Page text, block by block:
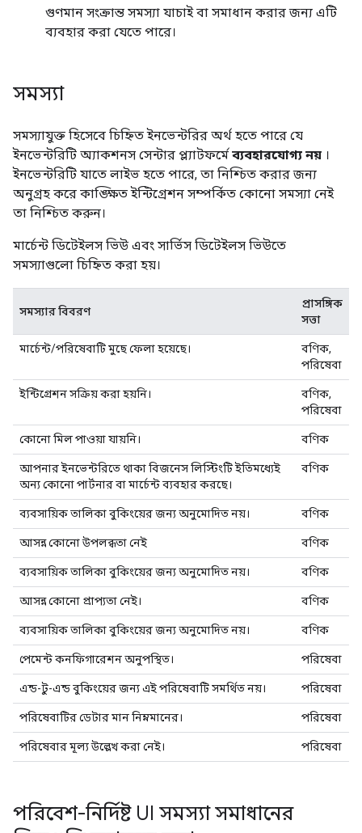
গুণমান সংক্রান্ত সমস্যা যাচাই বা সমাধান করার জন্য এটি
ব্যবহার করা যেতে পারে।
সমস্যা
সমস্যাযুক্ত হিসেবে চিহ্নিত ইনভেন্টরির অর্থ হতে পারে যে
ইনভেন্টরিটি অ্যাকশনস সেন্টার প্ল্যাটফর্মে ব্যবহারযোগ্য নয় ।
ইনভেন্টরিটি যাতে লাইভ হতে পারে, তা নিশ্চিত করার জন্য
অনুগ্রহ করে কাঙ্ক্ষিত ইন্টিগ্রেশন সম্পর্কিত কোনো সমস্যা নেই
তা নিশ্চিত করুন।
মার্চেন্ট ডিটেইলস ভিউ এবং সার্ভিস ডিটেইলস ভিউতে
সমস্যাগুলো চিহ্নিত করা হয়।
সমস্যার বিবরণ
প্রাসঙ্গিক
সত্তা
মার্চেন্ট/পরিষেবাটি মুছে ফেলা হয়েছে।
বণিক,
পরিষেবা
ইন্টিগ্রেশন সক্রিয় করা হয়নি।
বণিক,
পরিষেবা
কোনো মিল পাওয়া যায়নি। বণিক
আপনার ইনভেন্টরিতে থাকা বিজনেস লিস্টিংটি ইতিমধ্যেই
অন্য কোনো পার্টনার বা মার্চেন্ট ব্যবহার করছে।
বণিক
ব্যবসায়িক তালিকা বুকিংয়ের জন্য অনুমোদিত নয়। বণিক
আসন্ন কোনো উপলব্ধতা নেই বণিক
ব্যবসায়িক তালিকা বুকিংয়ের জন্য অনুমোদিত নয়। বণিক
আসন্ন কোনো প্রাপ্যতা নেই। বণিক
ব্যবসায়িক তালিকা বুকিংয়ের জন্য অনুমোদিত নয়। বণিক
পেমেন্ট কনফিগারেশন অনুপস্থিত। পরিষেবা
এন্ড-টু-এন্ড বুকিংয়ের জন্য এই পরিষেবাটি সমর্থিত নয়। পরিষেবা
পরিষেবাটির ডেটার মান নিম্নমানের। পরিষেবা
পরিষেবার মূল্য উল্লেখ করা নেই। পরিষেবা
পরিবেশ-নির্দিষ্ট UI সমস্যা সমাধানের